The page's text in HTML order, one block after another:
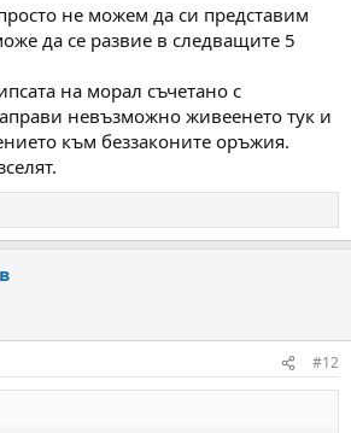
не можем да си представим
да се развие в следващите 5
на морал съчетано с
невъзможно живеенето тук и
към беззаконите оръжия.
#12